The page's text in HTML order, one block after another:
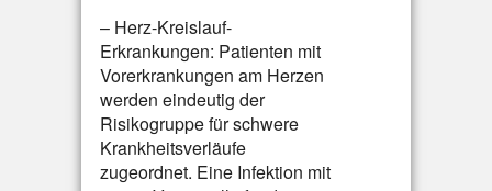
– Herz-Kreislauf-
Erkrankungen: Patienten mit
Vorerkrankungen am Herzen
werden eindeutig der
Risikogruppe für schwere
Krankheitsverläufe
zugeordnet. Eine Infektion mit